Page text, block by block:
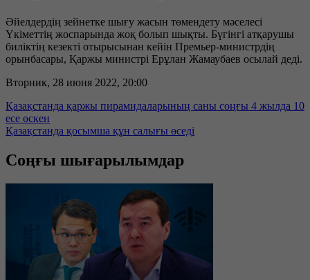
Әйелдердің зейнетке шығу жасын төмендету мәселесі
Үкіметтің жоспарында жоқ болып шықты. Бүгінгі атқарушы
биліктің кезекті отырысынан кейін Премьер-министрдің
орынбасары, Қаржы министрі Ерұлан Жамаубаев осылай деді.
Вторник, 28 июня 2022, 20:00
Қазақстанда қаржы пирамидаларының саны соңғы 4 жылда 10
есе өскен
Қазақстанда қосымша құн салығы өседі
Соңғы шығарылымдар